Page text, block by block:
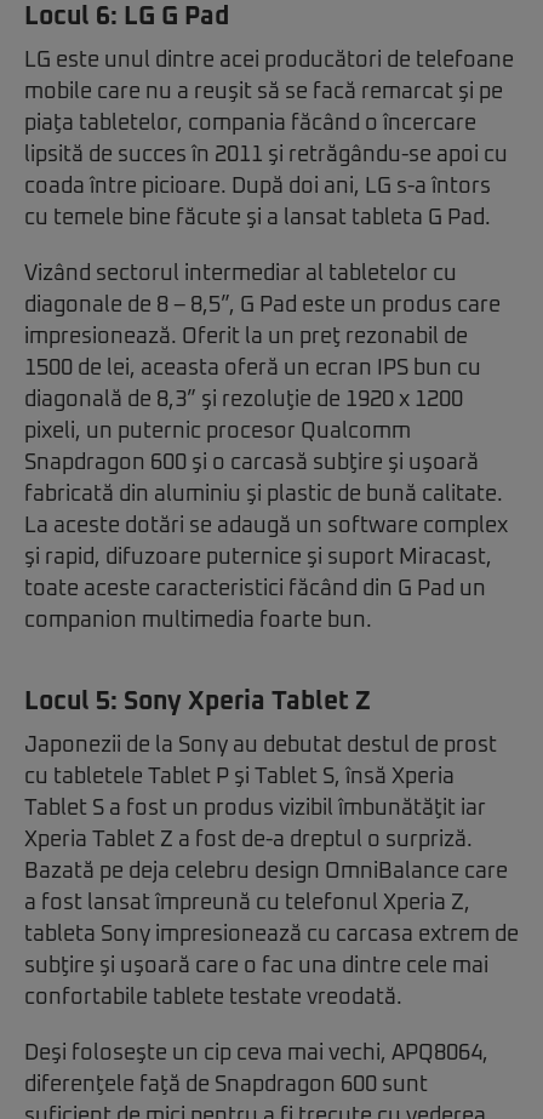
Locul 6: LG G Pad
LG este unul dintre acei producători de telefoane
mobile care nu a reuşit să se facă remarcat şi pe
piaţa tabletelor, compania făcând o încercare
lipsită de succes în 2011 şi retrăgându-se apoi cu
coada între picioare. După doi ani, LG s-a întors
cu temele bine făcute şi a lansat tableta G Pad.
Vizând sectorul intermediar al tabletelor cu
diagonale de 8 – 8,5”, G Pad este un produs care
impresionează. Oferit la un preţ rezonabil de
1500 de lei, aceasta oferă un ecran IPS bun cu
diagonală de 8,3” şi rezoluţie de 1920 x 1200
pixeli, un puternic procesor Qualcomm
Snapdragon 600 şi o carcasă subţire şi uşoară
fabricată din aluminiu şi plastic de bună calitate.
La aceste dotări se adaugă un software complex
şi rapid, difuzoare puternice şi suport Miracast,
toate aceste caracteristici făcând din G Pad un
companion multimedia foarte bun.
Locul 5: Sony Xperia Tablet Z
Japonezii de la Sony au debutat destul de prost
cu tabletele Tablet P şi Tablet S, însă Xperia
Tablet S a fost un produs vizibil îmbunătăţit iar
Xperia Tablet Z a fost de-a dreptul o surpriză.
Bazată pe deja celebru design OmniBalance care
a fost lansat împreună cu telefonul Xperia Z,
tableta Sony impresionează cu carcasa extrem de
subţire şi uşoară care o fac una dintre cele mai
confortabile tablete testate vreodată.
Deşi foloseşte un cip ceva mai vechi, APQ8064,
diferenţele faţă de Snapdragon 600 sunt